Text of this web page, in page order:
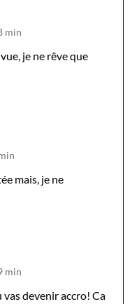
min
je ne rêve que
mais, je ne
min
devenir accro! Ca